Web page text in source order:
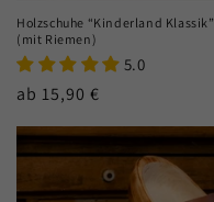
Holzschuhe “Kinderland Klassik”
(mit Riemen)
5.0
Normaler
ab 15,90 €